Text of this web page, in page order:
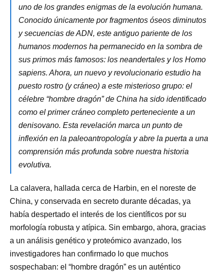
uno de los grandes enigmas de la evolución humana.
Conocido únicamente por fragmentos óseos diminutos
y secuencias de ADN, este antiguo pariente de los
humanos modernos ha permanecido en la sombra de
sus primos más famosos: los neandertales y los Homo
sapiens. Ahora, un nuevo y revolucionario estudio ha
puesto rostro (y cráneo) a este misterioso grupo: el
célebre “hombre dragón” de China ha sido identificado
como el primer cráneo completo perteneciente a un
denisovano. Esta revelación marca un punto de
inflexión en la paleoantropología y abre la puerta a una
comprensión más profunda sobre nuestra historia
evolutiva.
La calavera, hallada cerca de Harbin, en el noreste de
China, y conservada en secreto durante décadas, ya
había despertado el interés de los científicos por su
morfología robusta y atípica. Sin embargo, ahora, gracias
a un análisis genético y proteómico avanzado, los
investigadores han confirmado lo que muchos
sospechaban: el “hombre dragón” es un auténtico